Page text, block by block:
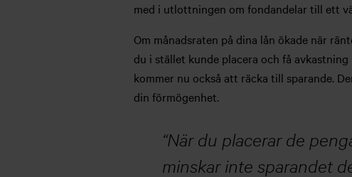
med i utlottningen om fondandelar till ett
Om månadsraten på dina lån ökade när
du i stället kunde placera och få
kommer nu också att räcka till sparande.
din förmögenhet.
När du placerar de
minskar inte sparandet